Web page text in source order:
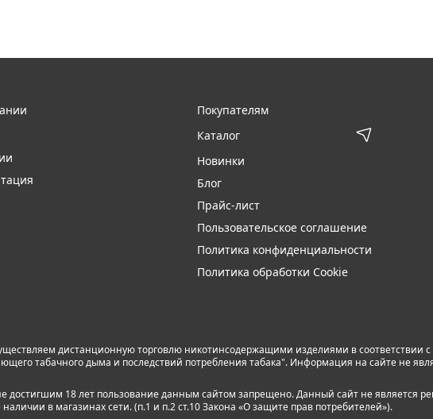
Покупателям
Каталог
Новинки
Блог
Прайс-лист
Пользовательское соглашение
Политика конфиденциальности
Политика обработки Cookie
дистанционную торговлю никотинсодержащими изделиями в соответствии
табачного дыма и последствий потребления табака". Информация на сайте не
достигшим 18 лет пользование данным сайтом запрещено. Данный сайт не является
в магазинах сети. (п.1 и п.2 ст.10 Закона «О защите прав потребителей»).